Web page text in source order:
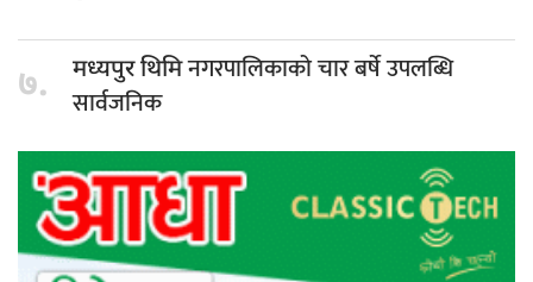
७. मध्यपुर थिमिनगरपालिकाको चार बर्षे उपलब्धि
सार्वजनिक